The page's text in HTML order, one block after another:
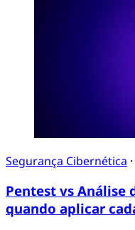
Segurança Cibernética ·
Pentest vs Análise
quando aplicar